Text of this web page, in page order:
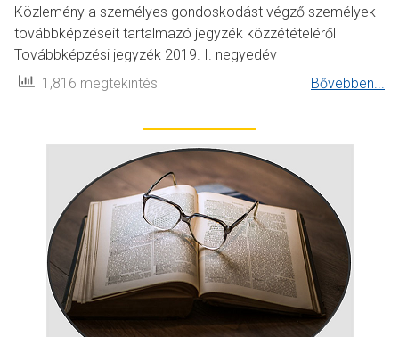
Közlemény a személyes gondoskodást végző személyek
továbbképzéseit tartalmazó jegyzék közzétételéről
Továbbképzési jegyzék 2019. I. negyedév
1,816 megtekintés
Bővebben...